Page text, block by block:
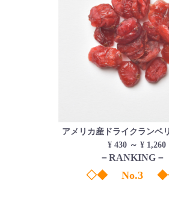
アメリカ産ドライクランベ
¥ 430 ～ ¥ 1,260
－
◇◆ No.3